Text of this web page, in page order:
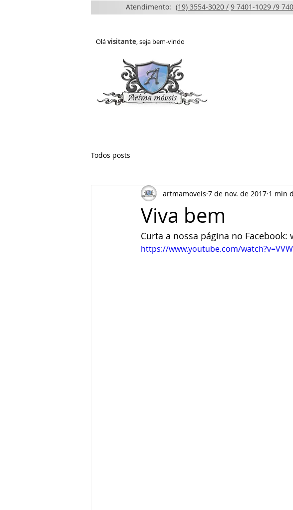
Atendimento: (19) 3554-3020 / 9 7401-1029 /9
Olávisitante, seja bem-vindo
Todos posts
Viva bem
artmamoveis 7 de nov. de 2017 1 min
Curta a nossa página no
https://www.youtube.com/